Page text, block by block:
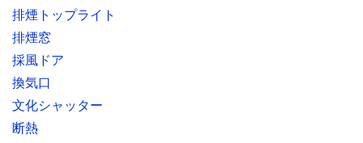
排煙トップライト
排煙窓
採風ドア
換気口
文化シャッター
断熱